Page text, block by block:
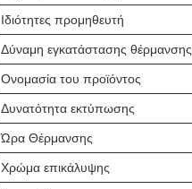
Ιδιότητες προμηθευτή
Δύναμη εγκατάστασης θέρμανσης
Ονομασία του προϊόντος
Δυνατότητα εκτύπωσης
Ώρα Θέρμανσης
Χρώμα επικάλυψης